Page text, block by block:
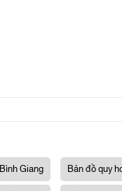
Giang
Bản đồ quy